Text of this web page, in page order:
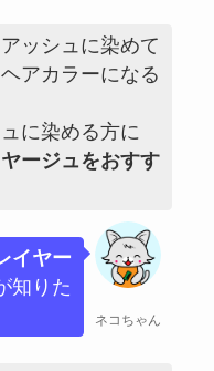
ッシュに染めて
アカラーになる
に染める方に
ージュをおすす
ネコちゃん
イヤー
知りた